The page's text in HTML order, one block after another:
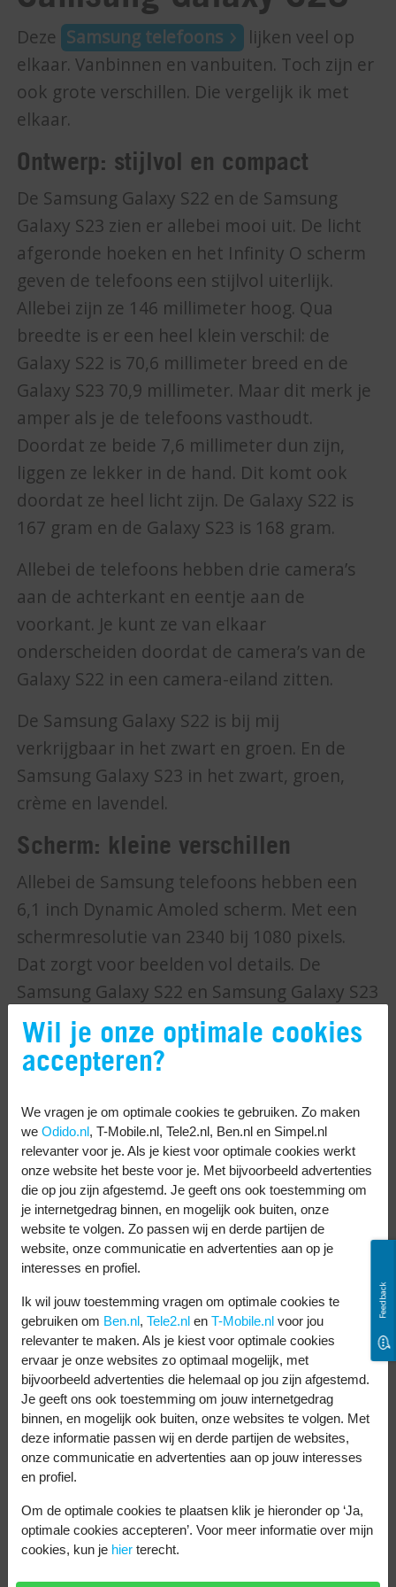
Deze Samsung telefoons
lijken veel op
elkaar. Vanbinnen en vanbuiten. Toch zijn er
ook grote verschillen. Die vergelijk ik met
elkaar.
Ontwerp: stijlvol en compact
De Samsung Galaxy S22 en de Samsung
Galaxy S23 zien er allebei mooi uit. De licht
afgeronde hoeken en het Infinity O scherm
geven de telefoons een stijlvol uiterlijk.
Allebei zijn ze 146 millimeter hoog. Qua
breedte is er een heel klein verschil: de
Galaxy S22 is 70,6 millimeter breed en de
Galaxy S23 70,9 millimeter. Maar dit merk je
amper als je de telefoons vasthoudt.
Doordat ze beide 7,6 millimeter dun zijn,
liggen ze lekker in de hand. Dit komt ook
doordat ze heel licht zijn. De Galaxy S22 is
167 gram en de Galaxy S23 is 168 gram.
Allebei de telefoons hebben drie camera’s
aan de achterkant en eentje aan de
voorkant. Je kunt ze van elkaar
onderscheiden doordat de camera’s van de
Galaxy S22 in een camera-eiland zitten.
De Samsung Galaxy S22 is bij mij
verkrijgbaar in het zwart en groen. En de
Samsung Galaxy S23 in het zwart, groen,
crème en lavendel.
Scherm: kleine verschillen
Allebei de Samsung telefoons hebben een
6,1 inch Dynamic Amoled scherm. Met een
schermresolutie van 2340 bij 1080 pixels.
Dat zorgt voor beelden vol details. De
Samsung Galaxy S22 en Samsung Galaxy S23
zijn compact, maar door het randloze
Infinity O scherm heb je alsnog een groot
scherm om video’s op te kijken.
De verversingssnelheid van 120 Hz zorgt er
op beide telefoons voor dat beelden niet
haperen. Ook niet tijdens het spelen van
zwaardere spelletjes. En scrollen door je
social media feed gaat soepel.
Het verschil? Dat is de maximale
schermhelderheid. Diet is 1300 nits bij de
Samsung Galaxy S22 en 1750 nits bij de
Samsung Galaxy S23. Hierdoor is het beeld
op deze telefoon nog helderder.
Specificaties: de Samsung Galaxy
S23 wint
Het grote verschil tussen de Galaxy S22 en
de Galaxy S23 zit hem in de processor. En
dus in de snelheid. De Galaxy S23 heeft een
van de beste processors van dit moment: de
Feedback
Wil je onze optimale cookies
accepteren?
We vragen je om optimale cookies te gebruiken. Zo maken
we Odido.nl, T-Mobile.nl, Tele2.nl, Ben.nl en Simpel.nl
relevanter voor je. Als je kiest voor optimale cookies werkt
onze website het beste voor je. Met bijvoorbeeld advertenties
die op jou zijn afgestemd. Je geeft ons ook toestemming om
je internetgedrag binnen, en mogelijk ook buiten, onze
website te volgen. Zo passen wij en derde partijen de
website, onze communicatie en advertenties aan op je
interesses en profiel.
Ik wil jouw toestemming vragen om optimale cookies te
gebruiken om Ben.nl, Tele2.nl en T-Mobile.nl voor jou
relevanter te maken. Als je kiest voor optimale cookies
ervaar je onze websites zo optimaal mogelijk, met
bijvoorbeeld advertenties die helemaal op jou zijn afgestemd.
Je geeft ons ook toestemming om jouw internetgedrag
binnen, en mogelijk ook buiten, onze websites te volgen. Met
deze informatie passen wij en derde partijen de websites,
onze communicatie en advertenties aan op jouw interesses
en profiel.
Om de optimale cookies te plaatsen klik je hieronder op ‘Ja,
optimale cookies accepteren’. Voor meer informatie over mijn
cookies, kun je hier terecht.